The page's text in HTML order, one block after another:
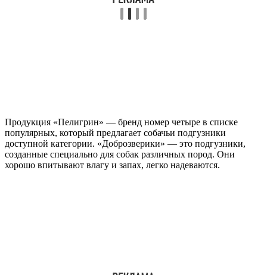
Продукция «Пелигрин» — бренд номер четыре в списке
популярных, который предлагает собачьи подгузники
доступной категории. «Доброзверики» — это подгузники,
созданные специально для собак различных пород. Они
хорошо впитывают влагу и запах, легко надеваются.